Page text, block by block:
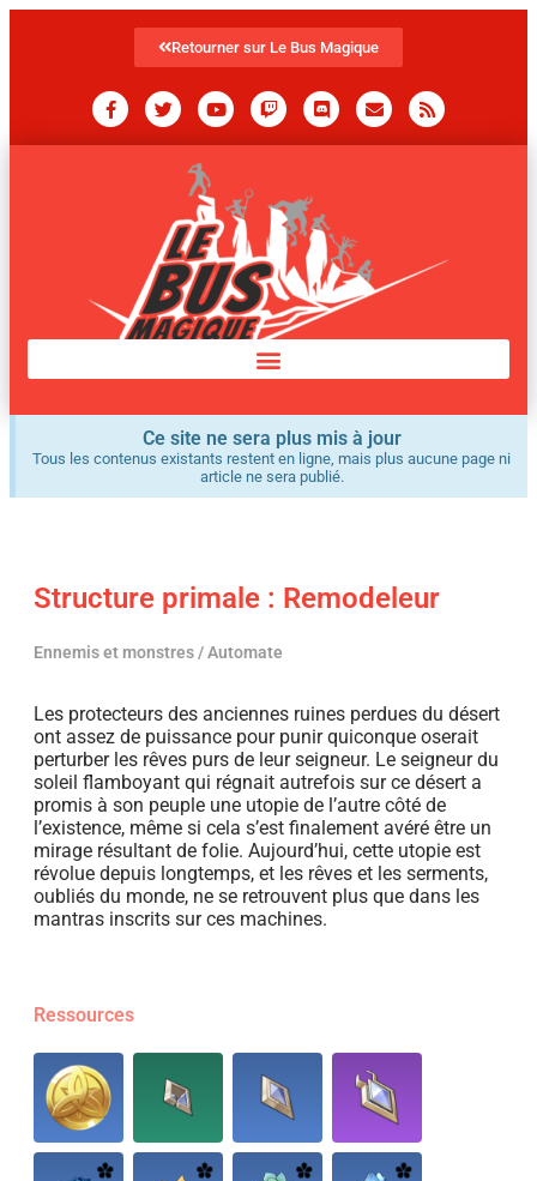
Retourner sur Le Bus Magique
Ce site ne sera plus mis à jour
Tous les contenus existants restent en ligne, mais plus aucune page ni
article ne sera publié.
Structure primale : Remodeleur
Ennemis et monstres / Automate
Les protecteurs des anciennes ruines perdues du désert
ont assez de puissance pour punir quiconque oserait
perturber les rêves purs de leur seigneur. Le seigneur du
soleil flamboyant qui régnait autrefois sur ce désert a
promis à son peuple une utopie de l’autre côté de
l’existence, même si cela s’est finalement avéré être un
mirage résultant de folie. Aujourd’hui, cette utopie est
révolue depuis longtemps, et les rêves et les serments,
oubliés du monde, ne se retrouvent plus que dans les
mantras inscrits sur ces machines.
Ressources